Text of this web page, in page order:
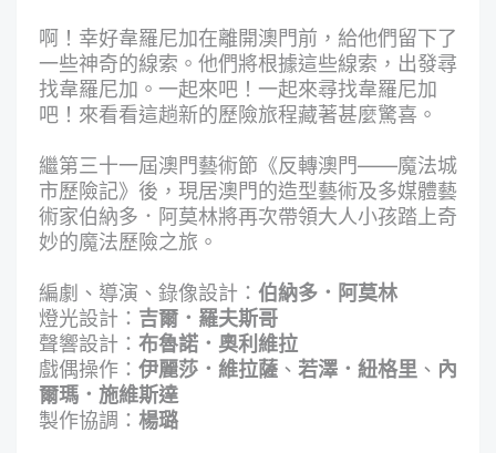
啊！幸好韋羅尼加在離開澳門前，給他們留下了
一些神奇的線索。他們將根據這些線索，出發尋
找韋羅尼加。一起來吧！一起來尋找韋羅尼加
吧！來看看這趟新的歷險旅程藏著甚麼驚喜。
繼第三十一屆澳門藝術節《反轉澳門——魔法城
市歷險記》後，現居澳門的造型藝術及多媒體藝
術家伯納多．阿莫林將再次帶領大人小孩踏上奇
妙的魔法歷險之旅。
編劇、導演、錄像設計： 伯納多．阿莫林
燈光設計： 吉爾．羅夫斯哥
聲響設計： 布魯諾．奧利維拉
戲偶操作： 伊麗莎．維拉薩 、 若澤．紐格里 、 內
爾瑪．施維斯達
製作協調： 楊璐